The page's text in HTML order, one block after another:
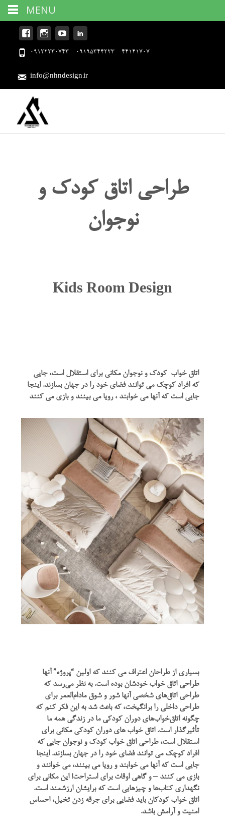
09122230743 - 09195344223 - 44141707
info@nhndesign.ir
طراحی اتاق کودک و
نوجوان
Kids Room Design
اتاق خواب کودک و نوجوان مکانی برای استقلال است، جایی
که افراد کوچک می توانند فضای خود را در جهان بسازند. اینجا
جایی است که آنها می خوابند ، رویا می بینند و بازی می کنند
بسیاری از طراحان اعتراف می کنند که اولین “پروژه” آنها
طراحی اتاق خواب خودشان بوده است. به نظر می‌رسد که
طراحی اتاق‌های شخصی آنها شور و شوق مادام‌العمر برای
طراحی داخلی را برانگیخت، که باعث شد به این فکر کنم که
چگونه اتاق‌خواب‌های دوران کودکی ما در زندگی همه ما
تأثیرگذار است. اتاق خواب های دوران کودکی مکانی برای
استقلال است، طراحی اتاق خواب کودک و نوجوان جایی که
افراد کوچک می توانند فضای خود را در جهان بسازند. اینجا
جایی است که آنها می خوابند و رویا می بینند، می خوانند و
بازی می کنند – و گاهی اوقات برای استراحت! این مکانی برای
نگهداری کتاب‌ها و چیزهایی است که برایشان ارزشمند است.
اتاق خواب کودکان باید فضایی برای جرقه زدن تخیل، احساس
امنیت و آرامش باشد.
MENU